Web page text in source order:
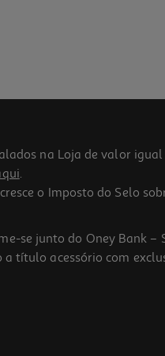
na Loja de valor
.
o Imposto do Selo
se junto do Oney Bank –
título acessório com